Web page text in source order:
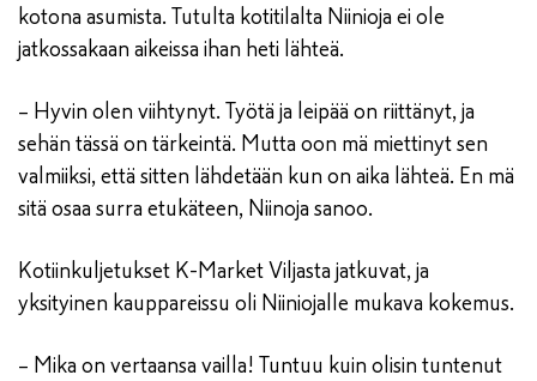
kotona asumista. Tutulta kotitilalta Niinioja ei ole
jatkossakaan aikeissa ihan heti lähteä.
– Hyvin olen viihtynyt. Työtä ja leipää on riittänyt, ja
sehän tässä on tärkeintä. Mutta oon mä miettinyt sen
valmiiksi, että sitten lähdetään kun on aika lähteä. En mä
sitä osaa surra etukäteen, Niinoja sanoo.
Kotiinkuljetukset K-Market Viljasta jatkuvat, ja
yksityinen kauppareissu oli Niiniojalle mukava kokemus.
– Mika on vertaansa vailla! Tuntuu kuin olisin tuntenut